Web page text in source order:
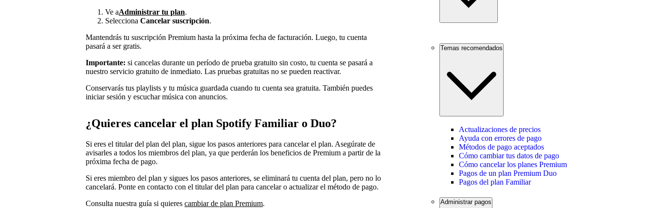
Ve aAdministrar tu plan.
Selecciona Cancelar suscripción.
Mantendrás tu suscripción Premium hasta la próxima fecha de facturación. Luego, tu cuenta
pasará a ser gratis.
Importante: si cancelas durante un período de prueba gratuito sin costo, tu cuenta se pasará a
nuestro servicio gratuito de inmediato. Las pruebas gratuitas no se pueden reactivar.
Conservarás tus playlists y tu música guardada cuando tu cuenta sea gratuita. También puedes
iniciar sesión y escuchar música con anuncios.
¿Quieres cancelar el plan Spotify Familiar o Duo?
Si eres el titular del plan del plan, sigue los pasos anteriores para cancelar el plan. Asegúrate de
avisarles a todos los miembros del plan, ya que perderán los beneficios de Premium a partir de la
próxima fecha de pago.
Si eres miembro del plan y sigues los pasos anteriores, se eliminará tu cuenta del plan, pero no lo
cancelará. Ponte en contacto con el titular del plan para cancelar o actualizar el método de pago.
Consulta nuestra guía si quieres cambiar de plan Premium.
Temas recomendados
Actualizaciones de precios
Ayuda con errores de pago
Métodos de pago aceptados
Cómo cambiar tus datos de pago
Cómo cancelar los planes Premium
Pagos de un plan Premium Duo
Pagos del plan Familiar
Administrar pagos